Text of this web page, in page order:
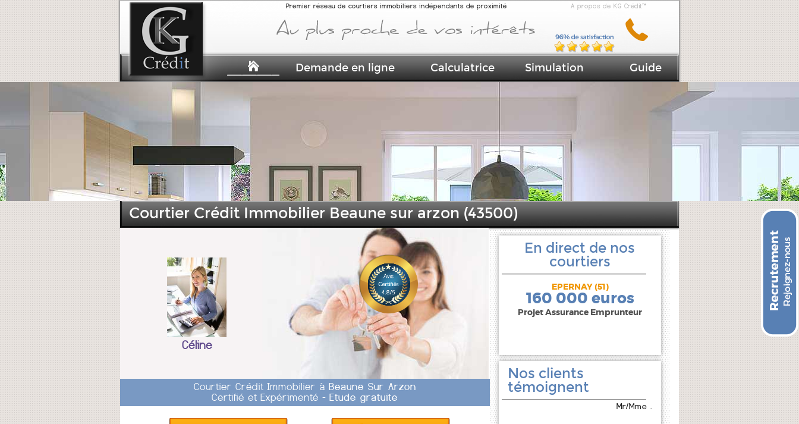
Courtier Crédit Immobilier Beaune sur arzon (43500)
Céline
Courtier Crédit Immobilier à Beaune Sur Arzon
Certifié et Expérimenté -Etude gratuite
En direct de nos
courtiers
150 000 euros
EPERNAY (51)
160 000 euros
Projet Assurance Emprunteur
240 000 euros
Nos clients
témoignent
Mr/Mme .
Premier réseau de courtiers immobiliers indépendants de proximité A propos de KG Crédit™
Demande en ligne Calculatrice Simulation Guide